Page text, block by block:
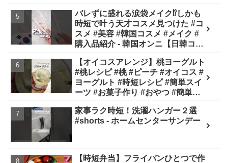
バレずに盛れる涙袋メイク⁉︎しかも
時短で叶う天才コスメ見つけた #コ
スメ #美容 #韓国コスメ #メイク #
購入品紹介 - 韓国オンニ【日韓コス
【オイコスアレンジ】桃ヨーグルト
#桃レシピ #桃 #ピーチ #オイコス #
ヨーグルト #時短レシピ #簡単スイ
ーツ #お菓子作り #おやつ #簡単レ
cooking(BOTTA SWEETS)
家事ラク時短！洗濯ハンガー２選
#shorts - ホームセンターサンデー
【時短弁当】フライパンひとつで作